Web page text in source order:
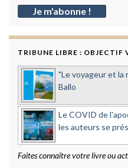
TRIBUNE LIBRE : OBJECTIF
"Le voyageur et la
Ballo
Le COVID de
les auteurs se
Faites connaître votre livre ou